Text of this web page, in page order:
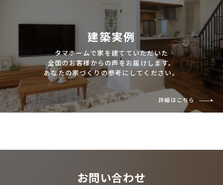
建築実例
タマホームで家を建てていただいた
全国のお客様からの声をお届けします。
あなたの家づくりの参考にしてください。
詳細はこちら
お問い合わせ